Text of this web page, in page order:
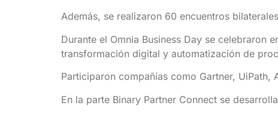
Además, se realizaron 60 encuentros
Durante el Omnia Business Day se celebraron
transformación digital y automatización de
Participaron compañías como Gartner,
En la parte Binary Partner Connect se